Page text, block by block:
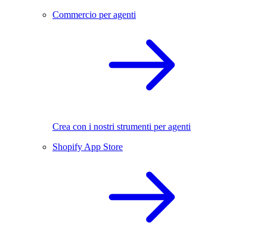
Commercio per agenti
Crea con i nostri strumenti per agenti
Shopify App Store